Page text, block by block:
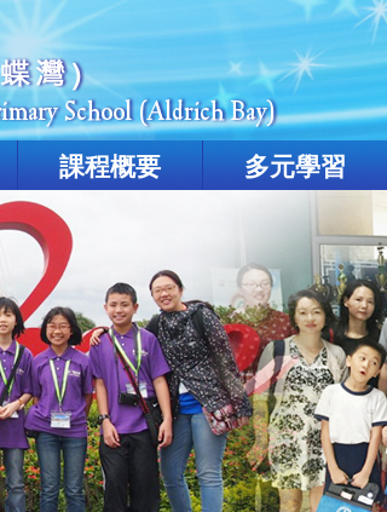
課程概要 多元學習